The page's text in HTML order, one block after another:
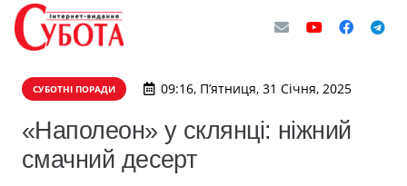
СУБОТНІ ПОРАДИ 09:16, П’ятниця, 31 Січня, 2025
«Наполеон» у склянці: ніжний
смачний десерт